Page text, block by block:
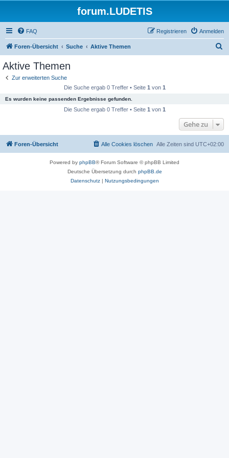
forum.LUDETIS
FAQ Anmelden
Registrieren
Foren-Übersicht Suche Aktive Themen
Aktive Themen
Zur erweiterten Suche
Die Suche ergab 0 Treffer • Seite 1 von 1
Es wurden keine passenden Ergebnisse gefunden.
Die Suche ergab 0 Treffer • Seite 1 von 1
Gehe zu
Foren-Übersicht Alle Zeiten sind UTC+02:00
Alle Cookies löschen
Powered by phpBB® Forum Software © phpBB Limited
Deutsche Übersetzung durch phpBB.de
Datenschutz| Nutzungsbedingungen